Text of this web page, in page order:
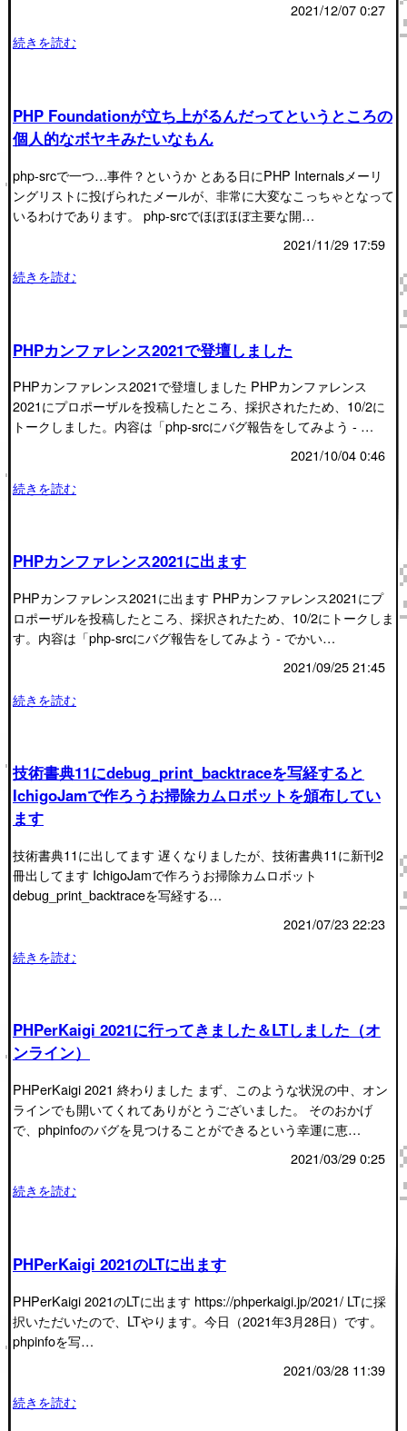
2021/12/07 0:27
続きを読む
PHP Foundationが立ち上がるんだってというところの
個人的なボヤキみたいなもん
php-srcで一つ…事件？というか とある日にPHP Internalsメーリ
ングリストに投げられたメールが、非常に大変なこっちゃとなって
いるわけであります。 php-srcでほぼほぼ主要な開…
2021/11/29 17:59
続きを読む
PHPカンファレンス2021で登壇しました
PHPカンファレンス2021で登壇しました PHPカンファレンス
2021にプロポーザルを投稿したところ、採択されたため、10/2に
トークしました。内容は「php-srcにバグ報告をしてみよう - …
2021/10/04 0:46
続きを読む
PHPカンファレンス2021に出ます
PHPカンファレンス2021に出ます PHPカンファレンス2021にプ
ロポーザルを投稿したところ、採択されたため、10/2にトークしま
す。内容は「php-srcにバグ報告をしてみよう - でかい…
2021/09/25 21:45
続きを読む
技術書典11にdebug_print_backtraceを写経すると
IchigoJamで作ろうお掃除カムロボットを頒布してい
ます
技術書典11に出してます 遅くなりましたが、技術書典11に新刊2
冊出してます IchigoJamで作ろうお掃除カムロボット
debug_print_backtraceを写経する…
2021/07/23 22:23
続きを読む
PHPerKaigi 2021に行ってきました＆LTしました（オ
ンライン）
PHPerKaigi 2021 終わりました まず、このような状況の中、オン
ラインでも開いてくれてありがとうございました。 そのおかげ
で、phpinfoのバグを見つけることができるという幸運に恵…
2021/03/29 0:25
続きを読む
PHPerKaigi 2021のLTに出ます
PHPerKaigi 2021のLTに出ます https://phperkaigi.jp/2021/ LTに採
択いただいたので、LTやります。今日（2021年3月28日）です。
phpinfoを写…
2021/03/28 11:39
続きを読む